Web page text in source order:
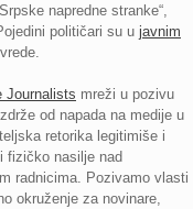
napredne stranke“,
političari su u javnim
Journalists mreži u pozivu
od napada na medije u
retorika legitimiše i
fizičko nasilje nad
radnicima. Pozivamo vlasti
okruženje za novinare,